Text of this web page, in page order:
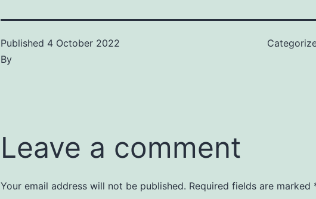
Published 4 October 2022
By
Leave a comment
Your email address will not be published. Required fields are marked